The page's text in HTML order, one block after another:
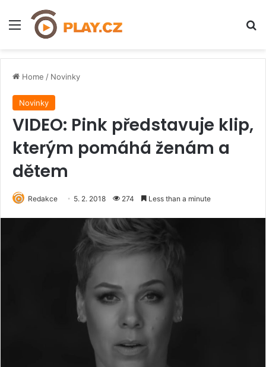
Menu
Home / Novinky
Novinky
VIDEO: Pink představuje klip,
kterým pomáhá ženám a
dětem
Redakce 5. 2. 2018 274 Less than a minute